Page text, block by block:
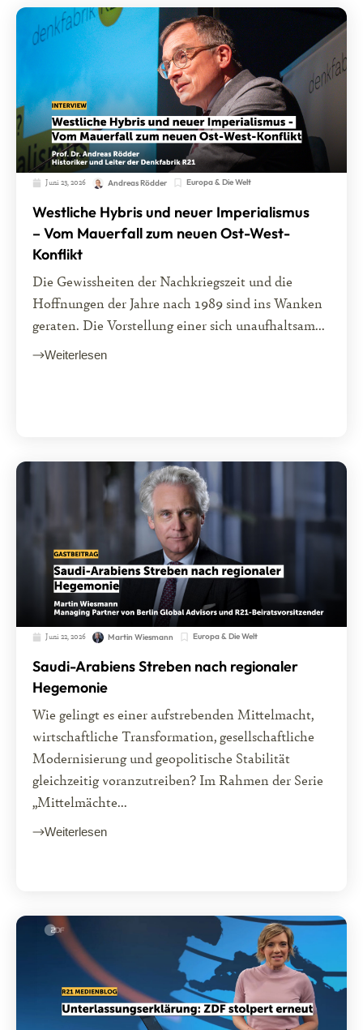
Juni 23, 2026 Andreas Rödder Europa & Die Welt
Westliche Hybris und neuer Imperialismus
– Vom Mauerfall zum neuen Ost-West-
Konflikt
Die Gewissheiten der Nachkriegszeit und die
Hoffnungen der Jahre nach 1989 sind ins Wanken
geraten. Die Vorstellung einer sich unaufhaltsam...
Weiterlesen
Juni 22, 2026 Martin Wiesmann Europa & Die Welt
Saudi-Arabiens Streben nach regionaler
Hegemonie
Wie gelingt es einer aufstrebenden Mittelmacht,
wirtschaftliche Transformation, gesellschaftliche
Modernisierung und geopolitische Stabilität
gleichzeitig voranzutreiben? Im Rahmen der Serie
„Mittelmächte...
Weiterlesen